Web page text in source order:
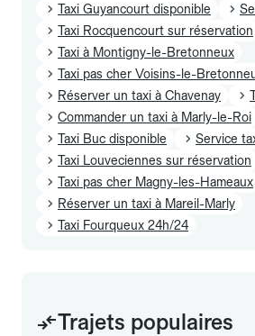
Taxi Guyancourt disponible
Taxi Rocquencourt sur réservation
Taxi à Montigny-le-Bretonneux
Taxi pas cher Voisins-le-
Réserver un taxi à Chavenay
Commander un taxi à Marly-le-Roi
Taxi Buc disponible
Service
Taxi Louveciennes sur réservation
Taxi pas cher Magny-les-Hameaux
Réserver un taxi à Mareil-Marly
Taxi Fourqueux 24h/24
Trajets populaires